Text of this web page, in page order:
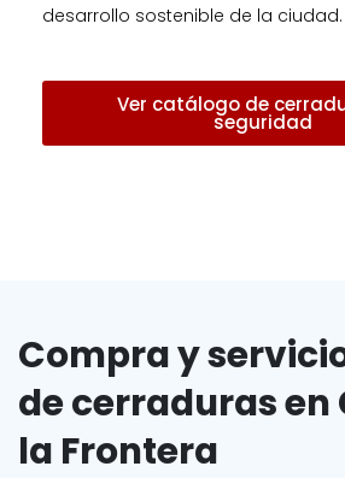
desarrollo sostenible de la ciudad.
Ver catálogo de
seguridad
Compra y
de cerraduras en
la Frontera